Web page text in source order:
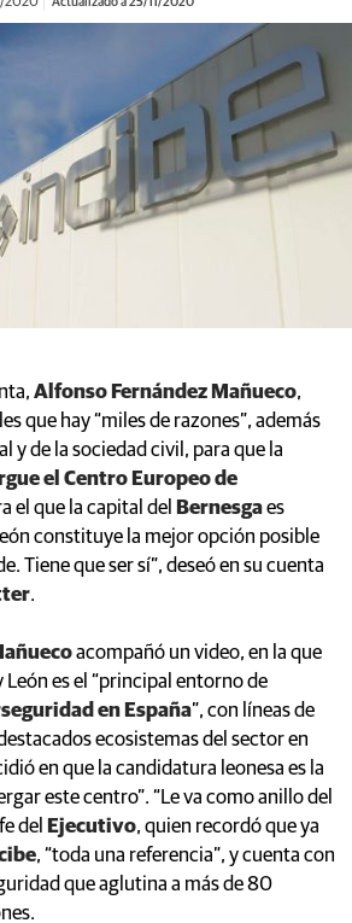
Alfonso Fernández Mañueco,
que hay “miles de razones”, además
y de la sociedad civil, para que la
el Centro Europeo de
el que la capital del Bernesgaes
constituye la mejor opción posible
Tiene que ser sí”, deseó en su cuenta
.
acompañó un video, en la que
León es el “principal entorno de
en España”, con líneas de
ecosistemas del sector en
en que la candidatura leonesa es la
este centro”. “Le va como anillo del
del
Ejecutivo, quien recordó que ya
, “toda una referencia”, y cuenta con
que aglutina a más de 80